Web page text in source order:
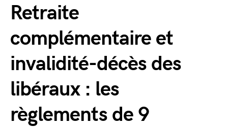
Retraite
complémentaire et
invalidité-décès des
libéraux : les
règlements de 9